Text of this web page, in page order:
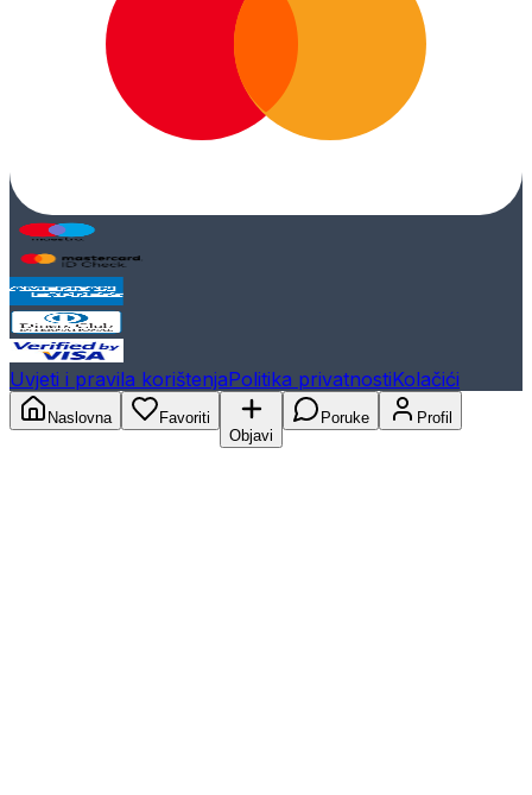
Uvjeti i pravila korištenjaPolitika privatnostiKolačići
Naslovna
Favoriti
Objavi
Poruke Profil